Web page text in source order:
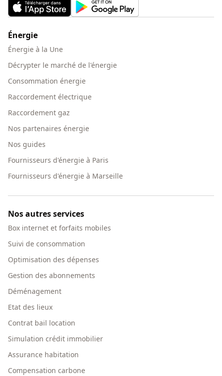
Énergie
Énergie à la Une
Décrypter le marché de l'énergie
Consommation énergie
Raccordement électrique
Raccordement gaz
Nos partenaires énergie
Nos guides
Fournisseurs d'énergie à Paris
Fournisseurs d'énergie à Marseille
Nos autres services
Box internet et forfaits mobiles
Suivi de consommation
Optimisation des dépenses
Gestion des abonnements
Déménagement
Etat des lieux
Contrat bail location
Simulation crédit immobilier
Assurance habitation
Compensation carbone